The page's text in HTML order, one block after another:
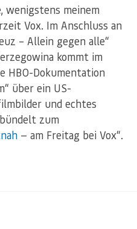
wenigstens meinem
Vox. Im Anschluss an
– Allein gegen alle“
kommt im
HBO-Dokumentation
über ein US-
und echtes
zum
— am Freitag bei Vox“.